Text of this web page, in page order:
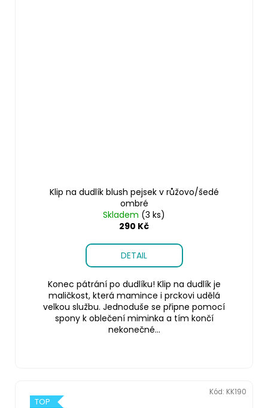
Klip na dudlík blush pejsek v růžovo/šedé
ombré
Skladem (3 ks)
290 Kč
DETAIL
Konec pátrání po dudlíku! Klip na dudlík je
maličkost, která mamince i prckovi udělá
velkou službu. Jednoduše se připne pomocí
spony k oblečení miminka a tím končí
nekonečné...
TOP
Kód: KK190